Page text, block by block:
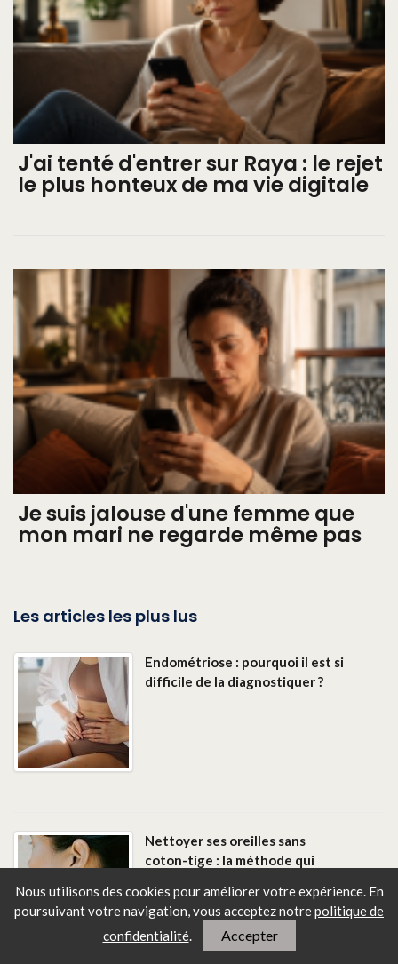
Nous utilisons des cookies pour améliorer votre expérience. En
poursuivant votre navigation, vous acceptez notrepolitique de
confidentialité. Accepter
J'ai tenté d'entrer sur Raya : le rejet
le plus honteux de ma vie digitale
Je suis jalouse d'une femme que
mon mari ne regarde même pas
Les articles les plus lus
Endométriose : pourquoi il est si
difficile de la diagnostiquer ?
Nettoyer ses oreilles sans
coton-tige : la méthode qui